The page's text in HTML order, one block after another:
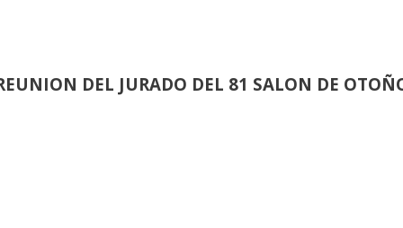
DEL JURADO DEL 81 SALON DE